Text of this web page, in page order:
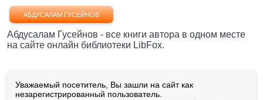
АБДУСАЛАМ ГУСЕЙНОВ
Абдусалам Гусейнов - все книги автора в одном месте
на сайте онлайн библиотеки LibFox.
Уважаемый посетитель, Вы зашли на сайт как
незарегистрированный пользователь.